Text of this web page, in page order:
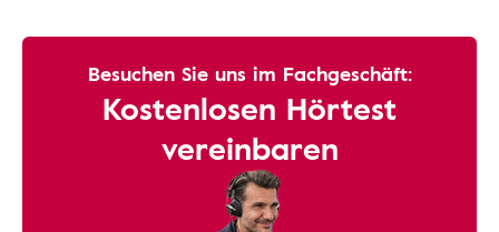
Besuchen Sie uns im Fachgeschäft:
Kostenlosen Hörtest
vereinbaren